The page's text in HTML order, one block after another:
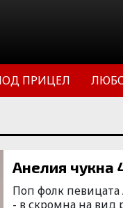
ПРИЦЕЛ
Анелия чукна
Поп фолк
- в скромна на вид